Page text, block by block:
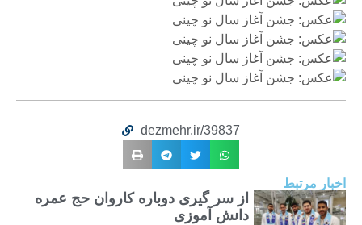
dezmehr.ir/39837
اخبار مرتبط
از سر گیری دوباره کاروان حج عمره
دانش آموزی